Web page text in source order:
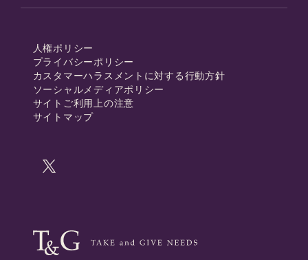
人権ポリシー
プライバシーポリシー
カスタマーハラスメントに対する行動方針
ソーシャルメディアポリシー
サイトご利用上の注意
サイトマップ